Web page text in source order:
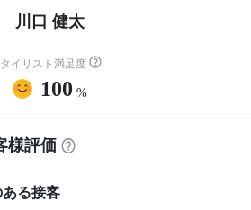
川口 健太
イリスト満足度
100 %
様評価
る接客